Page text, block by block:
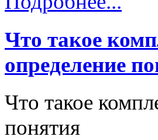
Что такое
определение
Что такое
понятия